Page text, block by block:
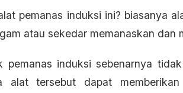
pemanas induksi ini? biasanya
atau sekedar memanaskan dan
pemanas induksi sebenarnya
alat tersebut dapat